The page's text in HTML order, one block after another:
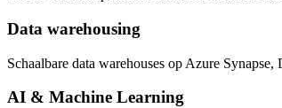
Data warehousing
Schaalbare data warehouses op Azure
AI & Machine Learning